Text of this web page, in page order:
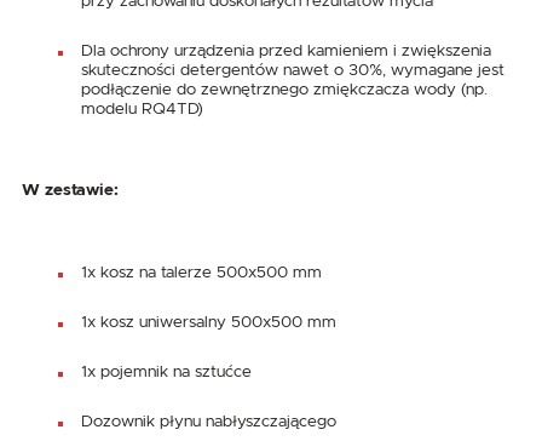
Dla ochrony urządzenia przed kamieniem i zwiększenia
skuteczności detergentów nawet o 30%, wymagane jest
podłączenie do zewnętrznego zmiękczacza wody (np.
modelu RQ4TD)
W zestawie:
1x kosz na talerze 500x500 mm
1x kosz uniwersalny 500x500 mm
1x pojemnik na sztućce
Dozownik płynu nabłyszczającego